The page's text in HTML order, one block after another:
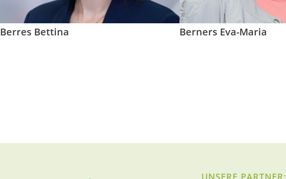
Berres Bettina Berners Eva-Maria
UNSERE PARTNER: